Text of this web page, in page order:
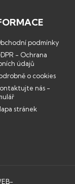
podmínky
- Ochrana
údajů
o cookies
nás -
stránek